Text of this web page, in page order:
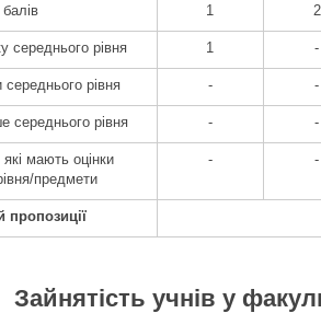
1 2
середнього рівня 1 -
середнього рівня - -
середнього рівня - -
мають оцінки
предмети
- -
пропозиції
Зайнятість учнів у